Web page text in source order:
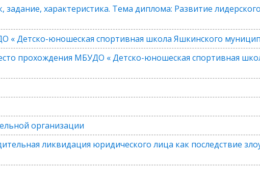
характеристика. Тема диплома: Развитие
Детско-юношеская спортивная школа Яшкинского
прохождения МБУДО « Детско-юношеская спортивная
организации
ликвидация юридического лица как последствие